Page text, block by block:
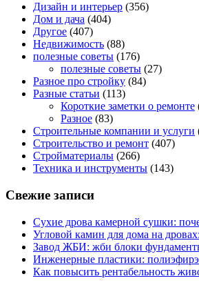
Дизайн и интерьер (356)
Дом и дача (404)
Другое (407)
Недвижимость (88)
полезные советы (176)
полезные советы (27)
Разное про стройку (84)
Разные статьи (113)
Короткие заметки о ремонте
Разное (83)
Строительные компании и услуги
Строительство и ремонт (407)
Стройматериалы (266)
Техника и инструменты (143)
Свежие записи
Сухие дрова камерной сушки:
Угловой камин для дома на
Завод ЖБИ: жби блоки
Инженерные пластики:
Как повысить рентабельность